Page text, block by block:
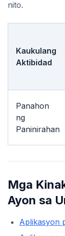
nito.
Kaukulang
Aktibidad
Panahon
ng
Paninirahan
Mga
Ayon sa
Aplikasyon